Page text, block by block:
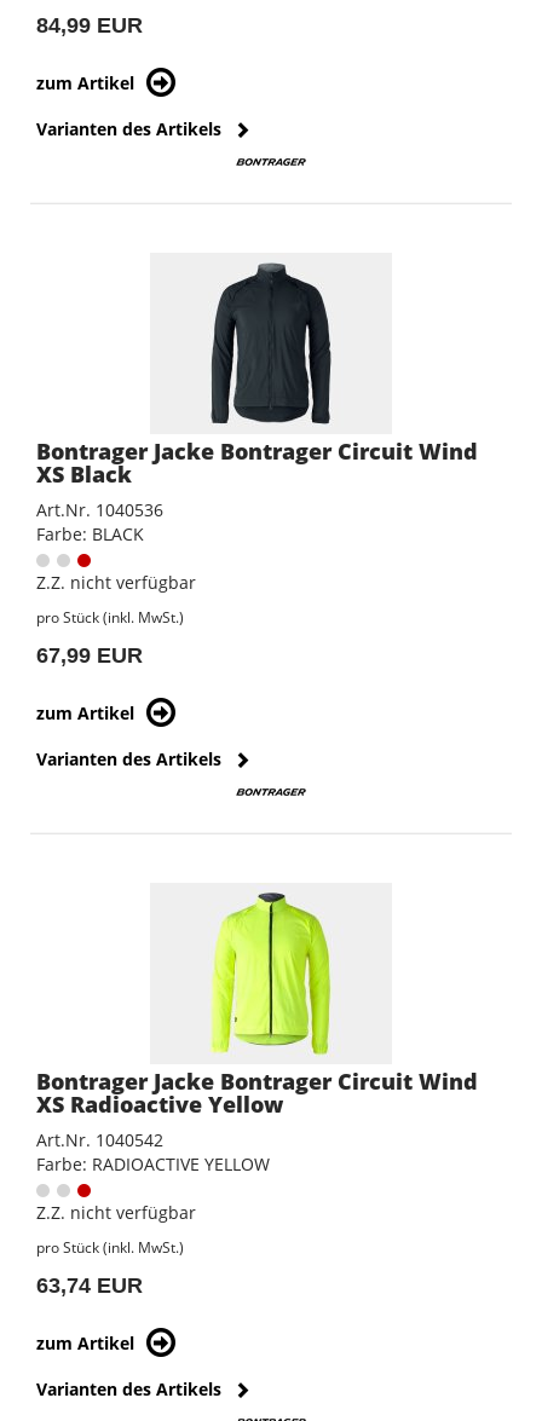
84,99 EUR
zum Artikel
Varianten des Artikels
Bontrager Jacke Bontrager Circuit Wind
XS Black
Art.Nr. 1040536
Farbe: BLACK
Z.Z. nicht verfügbar
pro Stück (inkl. MwSt.)
67,99 EUR
zum Artikel
Varianten des Artikels
Bontrager Jacke Bontrager Circuit Wind
XS Radioactive Yellow
Art.Nr. 1040542
Farbe: RADIOACTIVE YELLOW
Z.Z. nicht verfügbar
pro Stück (inkl. MwSt.)
63,74 EUR
zum Artikel
Varianten des Artikels